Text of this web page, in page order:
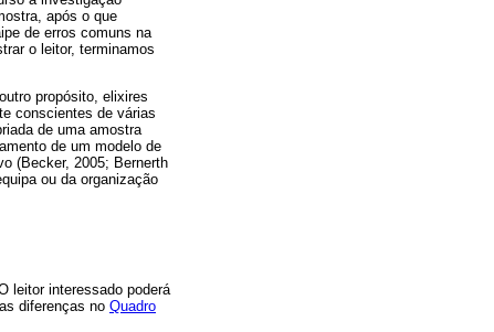
após o que
de erros comuns na
o leitor, terminamos
propósito, elixires
conscientes de várias
de uma amostra
de um modelo de
(Becker, 2005; Bernerth
ou da organização
leitor interessado poderá
diferenças no Quadro